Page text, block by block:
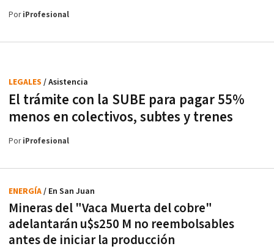
PoriProfesional
El trámite con la SUBE para pagar 55%
menos en colectivos, subtes y trenes
LEGALES / Asistencia
PoriProfesional
Mineras del "Vaca Muerta del cobre"
adelantarán u$s250 M no reembolsables
antes de iniciar la producción
ENERGÍA/ En San Juan